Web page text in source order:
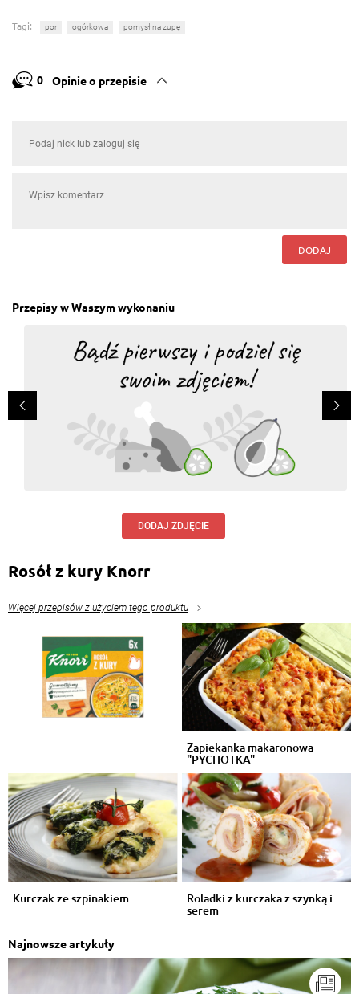
Tagi: por ogórkowa pomysł na zupę
0 Opinie o przepisie
DODAJ
Przepisy w Waszym wykonaniu
DODAJ ZDJĘCIE
Rosół z kury Knorr
Więcej przepisów z użyciem tego produktu
Zapiekanka makaronowa
"PYCHOTKA"
Kurczak ze szpinakiem Roladki z kurczaka z szynką i
serem
Najnowsze artykuły